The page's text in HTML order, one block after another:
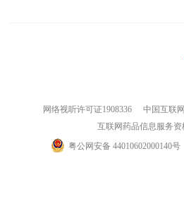
网络视听许可证1908336
中国互联
互联网药品信息服务资
粤公网安备 44010602000140号